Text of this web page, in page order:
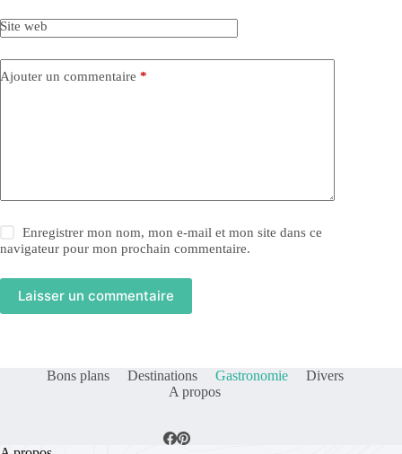
Site web
Ajouter un commentaire *
Enregistrer mon nom, mon e-mail et mon site dans ce
navigateur pour mon prochain commentaire.
Laisser un commentaire
Bons plans Destinations Gastronomie
Divers
A propos